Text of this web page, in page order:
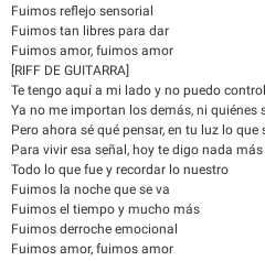
Fuimos reflejo sensorial
Fuimos tan libres para dar
Fuimos amor, fuimos amor
[RIFF DE GUITARRA]
Te tengo aquí a mi lado y no puedo
Ya no me importan los demás, ni quiénes
Pero ahora sé qué pensar, en tu luz lo que
Para vivir esa señal, hoy te digo nada más
Todo lo que fue y recordar lo nuestro
Fuimos la noche que se va
Fuimos el tiempo y mucho más
Fuimos derroche emocional
Fuimos amor, fuimos amor